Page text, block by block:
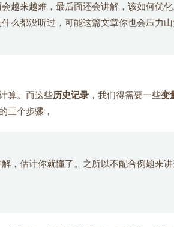
越来越难，最后面还会讲解，该如何优
么都没听过，可能这篇文章你也会压力山
算。而这些历史记录 ，我们得需要一些变
三个步骤，
，估计你就懂了。之所以不配合例题来